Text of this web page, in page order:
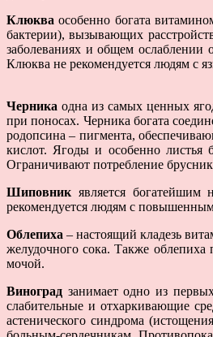
Клюква особенно богата
бактерии), вызывающих
заболеваниях и общем ослаблении
Клюква не рекомендуется людям с
Черника одна из самых ценных
при поносах. Черника богата
родопсина – пигмента,
кислот. Ягоды и особенно листья
Ограничивают потребление
Шиповник является
рекомендуется людям с
Облепиха – настоящий кладезь
желудочного сока. Также
мочой.
Виноград занимает одно из
слабительные и отхаркивающие
астенического синдрома